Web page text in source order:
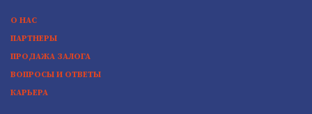
О НАС
ПАРТНЕРЫ
ПРОДАЖА ЗАЛОГА
ВОПРОСЫ И ОТВЕТЫ
КАРЬЕРА